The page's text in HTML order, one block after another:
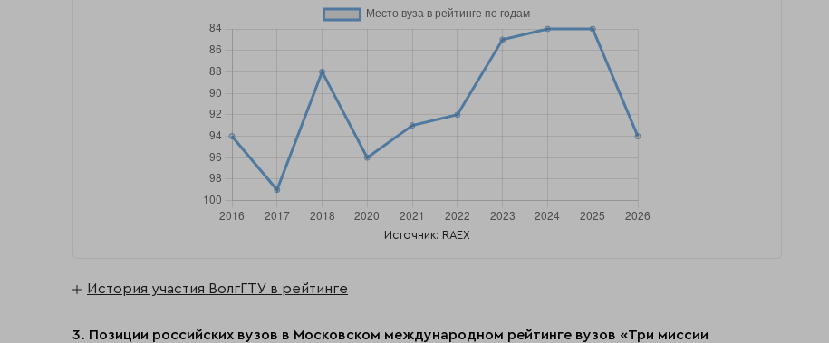
Источник: RAEX
История участия ВолгГТУ в рейтинге
3. Позиции российских вузов в Московском международном рейтинге вузов «Три миссии